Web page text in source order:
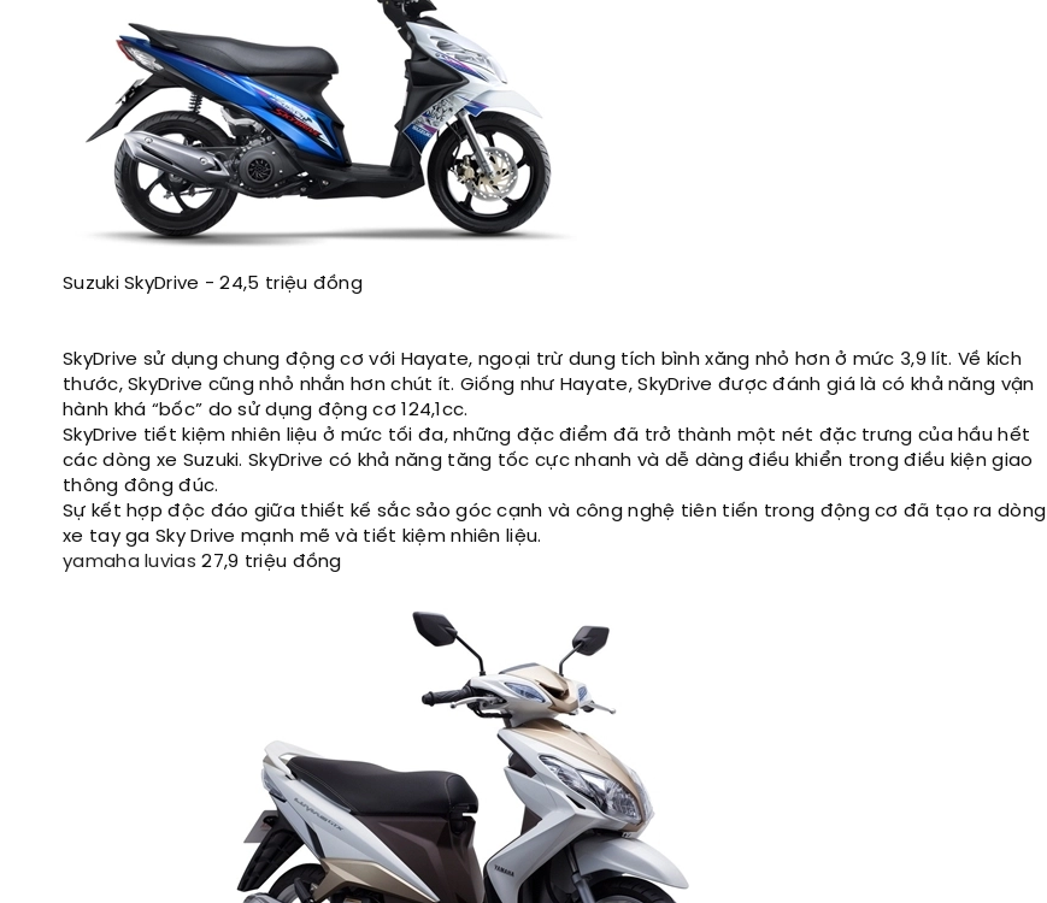
Suzuki SkyDrive - 24,5 triệu đồng
SkyDrive sử dụng chung động cơ với Hayate, ngoại trừ dung tích bình xăng nhỏ hơn ở mức 3,9 lít. Về kích
thước, SkyDrive cũng nhỏ nhắn hơn chút ít. Giống như Hayate, SkyDrive được đánh giá là có khả năng vận
hành khá “bốc” do sử dụng động cơ 124,1cc.
SkyDrive tiết kiệm nhiên liệu ở mức tối đa, những đặc điểm đã trở thành một nét đặc trưng của hầu hết
các dòng xe Suzuki. SkyDrive có khả năng tăng tốc cực nhanh và dễ dàng điều khiển trong điều kiện giao
thông đông đúc.
Sự kết hợp độc đáo giữa thiết kế sắc sảo góc cạnh và công nghệ tiên tiến trong động cơ đã tạo ra dòng
xe tay ga Sky Drive mạnh mẽ và tiết kiệm nhiên liệu.
yamaha luvias 27,9 triệu đồng